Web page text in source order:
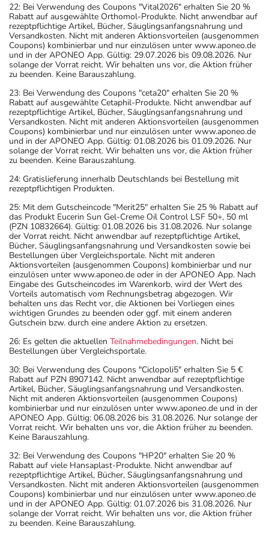
22: Bei Verwendung des Coupons "Vital2026" erhalten Sie 20 %
Rabatt auf ausgewählte Orthomol-Produkte. Nicht anwendbar auf
rezeptpflichtige Artikel, Bücher, Säuglingsanfangsnahrung und
Versandkosten. Nicht mit anderen Aktionsvorteilen (ausgenommen
Coupons) kombinierbar und nur einzulösen unter www.aponeo.de
und in der APONEO App. Gültig: 29.07.2026 bis 09.08.2026. Nur
solange der Vorrat reicht. Wir behalten uns vor, die Aktion früher
zu beenden. Keine Barauszahlung.
23: Bei Verwendung des Coupons "ceta20" erhalten Sie 20 %
Rabatt auf ausgewählte Cetaphil-Produkte. Nicht anwendbar auf
rezeptpflichtige Artikel, Bücher, Säuglingsanfangsnahrung und
Versandkosten. Nicht mit anderen Aktionsvorteilen (ausgenommen
Coupons) kombinierbar und nur einzulösen unter www.aponeo.de
und in der APONEO App. Gültig: 01.08.2026 bis 01.09.2026. Nur
solange der Vorrat reicht. Wir behalten uns vor, die Aktion früher
zu beenden. Keine Barauszahlung.
24: Gratislieferung innerhalb Deutschlands bei Bestellung mit
rezeptpflichtigen Produkten.
25: Mit dem Gutscheincode "Merit25" erhalten Sie 25 % Rabatt auf
das Produkt Eucerin Sun Gel-Creme Oil Control LSF 50+, 50 ml
(PZN 10832664). Gültig: 01.08.2026 bis 31.08.2026. Nur solange
der Vorrat reicht. Nicht anwendbar auf rezeptpflichtige Artikel,
Bücher, Säuglingsanfangsnahrung und Versandkosten sowie bei
Bestellungen über Vergleichsportale. Nicht mit anderen
Aktionsvorteilen (ausgenommen Coupons) kombinierbar und nur
einzulösen unter www.aponeo.de oder in der APONEO App. Nach
Eingabe des Gutscheincodes im Warenkorb, wird der Wert des
Vorteils automatisch vom Rechnungsbetrag abgezogen. Wir
behalten uns das Recht vor, die Aktionen bei Vorliegen eines
wichtigen Grundes zu beenden oder ggf. mit einem anderen
Gutschein bzw. durch eine andere Aktion zu ersetzen.
26: Es gelten die aktuellen Teilnahmebedingungen. Nicht bei
Bestellungen über Vergleichsportale.
30: Bei Verwendung des Coupons "Ciclopoli5" erhalten Sie 5 €
Rabatt auf PZN 8907142. Nicht anwendbar auf rezeptpflichtige
Artikel, Bücher, Säuglingsanfangsnahrung und Versandkosten.
Nicht mit anderen Aktionsvorteilen (ausgenommen Coupons)
kombinierbar und nur einzulösen unter www.aponeo.de und in der
APONEO App. Gültig: 06.08.2026 bis 31.08.2026. Nur solange der
Vorrat reicht. Wir behalten uns vor, die Aktion früher zu beenden.
Keine Barauszahlung.
32: Bei Verwendung des Coupons "HP20" erhalten Sie 20 %
Rabatt auf viele Hansaplast-Produkte. Nicht anwendbar auf
rezeptpflichtige Artikel, Bücher, Säuglingsanfangsnahrung und
Versandkosten. Nicht mit anderen Aktionsvorteilen (ausgenommen
Coupons) kombinierbar und nur einzulösen unter www.aponeo.de
und in der APONEO App. Gültig: 01.07.2026 bis 31.08.2026. Nur
solange der Vorrat reicht. Wir behalten uns vor, die Aktion früher
zu beenden. Keine Barauszahlung.